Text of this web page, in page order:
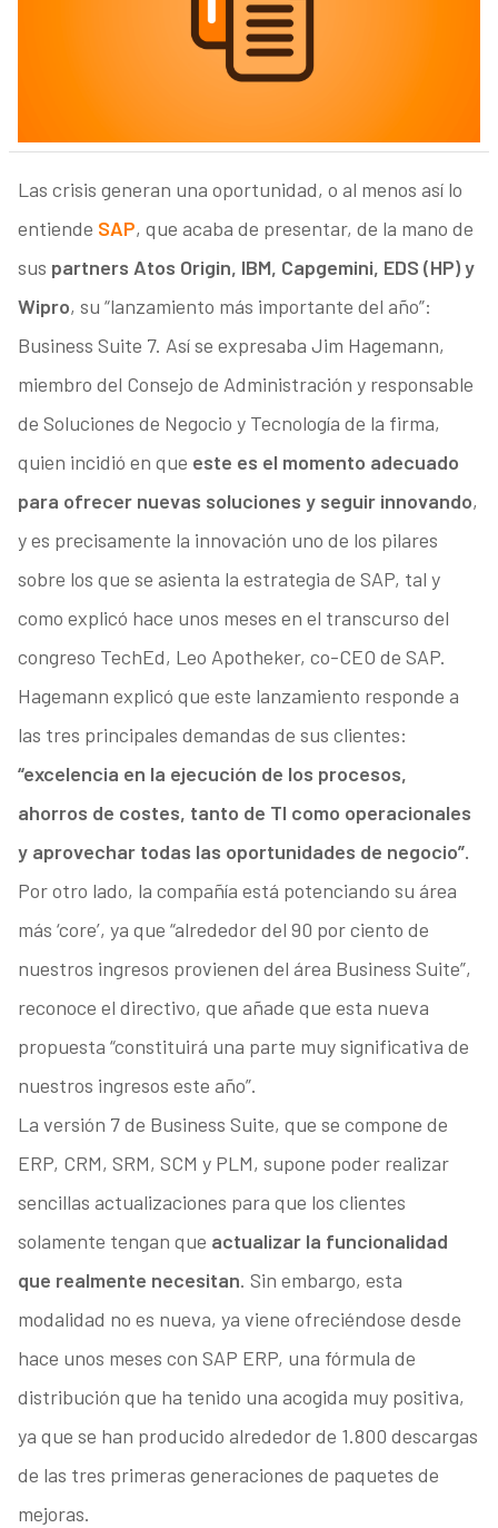
Las crisis generan una oportunidad, o al menos así lo
entiende SAP, que acaba de presentar, de la mano de
sus partners Atos Origin, IBM, Capgemini, EDS (HP) y
Wipro, su “lanzamiento más importante del año”:
Business Suite 7. Así se expresaba Jim Hagemann,
miembro del Consejo de Administración y responsable
de Soluciones de Negocio y Tecnología de la firma,
quien incidió en que este es el momento adecuado
para ofrecer nuevas soluciones y seguir innovando,
y es precisamente la innovación uno de los pilares
sobre los que se asienta la estrategia de SAP, tal y
como explicó hace unos meses en el transcurso del
congreso TechEd, Leo Apotheker, co-CEO de SAP.
Hagemann explicó que este lanzamiento responde a
las tres principales demandas de sus clientes:
“excelencia en la ejecución de los procesos,
ahorros de costes, tanto de TI como operacionales
y aprovechar todas las oportunidades de negocio”.
Por otro lado, la compañía está potenciando su área
más ‘core’, ya que “alrededor del 90 por ciento de
nuestros ingresos provienen del área Business Suite”,
reconoce el directivo, que añade que esta nueva
propuesta “constituirá una parte muy significativa de
nuestros ingresos este año”.
La versión 7 de Business Suite, que se compone de
ERP, CRM, SRM, SCM y PLM, supone poder realizar
sencillas actualizaciones para que los clientes
solamente tengan que actualizar la funcionalidad
que realmente necesitan. Sin embargo, esta
modalidad no es nueva, ya viene ofreciéndose desde
hace unos meses con SAP ERP, una fórmula de
distribución que ha tenido una acogida muy positiva,
ya que se han producido alrededor de 1.800 descargas
de las tres primeras generaciones de paquetes de
mejoras.